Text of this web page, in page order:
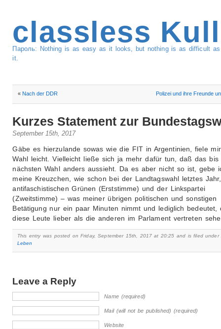
classless
Пароль: Nothing is as easy as it looks, but nothing is as difficult
it.
«Nach der DDR Polizei und ihre Freunde
Kurzes Statement zur
September 15th, 2017
Gäbe es hierzulande sowas wie die FIT in Argentinien, fiele
Wahl leicht. Vielleicht ließe sich ja mehr dafür tun, daß das bis
nächsten Wahl anders aussieht. Da es aber nicht so ist, gebe
meine Kreuzchen, wie schon bei der Landtagswahl letztes
antifaschistischen Grünen (Erststimme) und der Linkspartei
(Zweitstimme) – was meiner übrigen politischen und sonstigen
Betätigung nur ein paar Minuten nimmt und lediglich bedeutet,
diese Leute lieber als die anderen im Parlament vertreten
This entry was posted on Friday, September 15th, 2017 at 20:25 and is filed under
Leben
Leave a Reply
Name (required)
Mail (will not be published) (required)
Website